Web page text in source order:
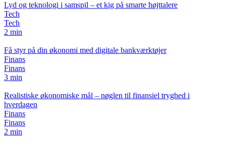
Lyd og teknologi i samspil – et kig på smarte højttalere
Tech
Tech
2 min
Få styr på din økonomi med digitale bankværktøjer
Finans
Finans
3 min
Realistiske økonomiske mål – nøglen til finansiel tryghed i
hverdagen
Finans
Finans
2 min